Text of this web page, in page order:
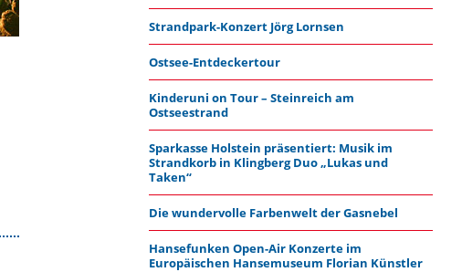
Strandpark-Konzert Jörg Lornsen
Ostsee-Entdeckertour
Kinderuni on Tour – Steinreich am
Ostseestrand
Sparkasse Holstein präsentiert: Musik im
Strandkorb in Klingberg Duo „Lukas und
Taken“
Die wundervolle Farbenwelt der Gasnebel
Hansefunken Open-Air Konzerte im
Europäischen Hansemuseum Florian Künstler